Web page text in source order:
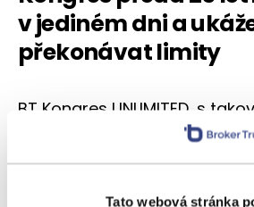
Tato webová stránka
v jediném dni a
překonávat limity
BT Kongres UNLIMITED, s
pořádá Broker Trust svou